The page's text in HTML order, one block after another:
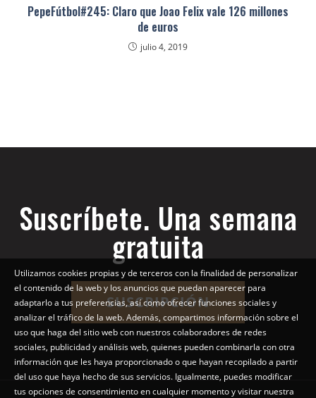
PepeFútbol#245: Claro que Joao Felix vale 126 millones
de euros
julio 4, 2019
Suscríbete. Una semana
gratuita
SUSCRIPCIÓN
Utilizamos cookies propias y de terceros con la finalidad de personalizar
el contenido de la web y los anuncios que puedan aparecer para
adaptarlo a tus preferencias, así como ofrecer funciones sociales y
analizar el tráfico de la web. Además, compartimos información sobre el
uso que haga del sitio web con nuestros colaboradores de redes
sociales, publicidad y análisis web, quienes pueden combinarla con otra
información que les haya proporcionado o que hayan recopilado a partir
del uso que haya hecho de sus servicios. Igualmente, puedes modificar
tus opciones de consentimiento en cualquier momento y visitar nuestra